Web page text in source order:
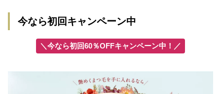
今なら初回キャンペーン中
＼今なら初回60％OFFキャンペーン中！／